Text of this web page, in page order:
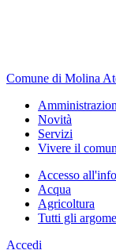
Comune di Molina
Novità
Servizi
Vivere il
Accesso
Acqua
Agricoltura
Tutti gli
Accedi